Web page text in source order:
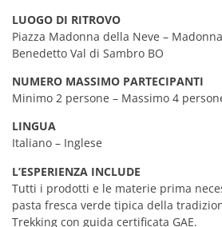
LUOGO DI RITROVO
Piazza Madonna della Neve –
Benedetto Val di Sambro BO
NUMERO MASSIMO PARTECIPANTI
Minimo 2 persone – Massimo 4
LINGUA
Italiano – Inglese
L’ESPERIENZA INCLUDE
Tutti i prodotti e le materie prima
pasta fresca verde tipica della
Trekking con guida certificata GAE.